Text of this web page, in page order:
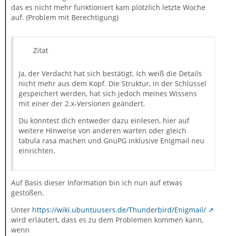
das es nicht mehr funktioniert kam plötzlich letzte Woche
auf. (Problem mit Berechtigung)
Zitat
Ja, der Verdacht hat sich bestätigt. Ich weiß die Details
nicht mehr aus dem Kopf. Die Struktur, in der Schlüssel
gespeichert werden, hat sich jedoch meines Wissens
mit einer der 2.x-Versionen geändert.
Du könntest dich entweder dazu einlesen, hier auf
weitere Hinweise von anderen warten oder gleich
tabula rasa machen und GnuPG inklusive Enigmail neu
einrichten.
Auf Basis dieser Information bin ich nun auf etwas
gestoßen.
Unter https://wiki.ubuntuusers.de/Thunderbird/Enigmail/
wird erläutert, dass es zu dem Problemen kommen kann,
wenn